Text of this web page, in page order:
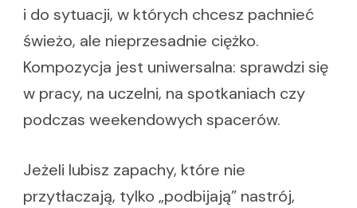
i do sytuacji, w których chcesz pachnieć
świeżo, ale nieprzesadnie ciężko.
Kompozycja jest uniwersalna: sprawdzi się
w pracy, na uczelni, na spotkaniach czy
podczas weekendowych spacerów.
Jeżeli lubisz zapachy, które nie
przytłaczają, tylko „podbijają” nastrój,